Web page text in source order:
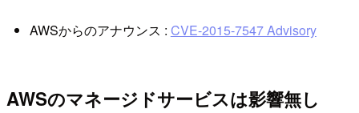
AWSからのアナウンス : CVE-2015-7547 Advisory
AWSのマネージドサービスは影響無し